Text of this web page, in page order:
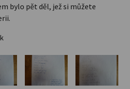
bylo pět děl, jež si můžete